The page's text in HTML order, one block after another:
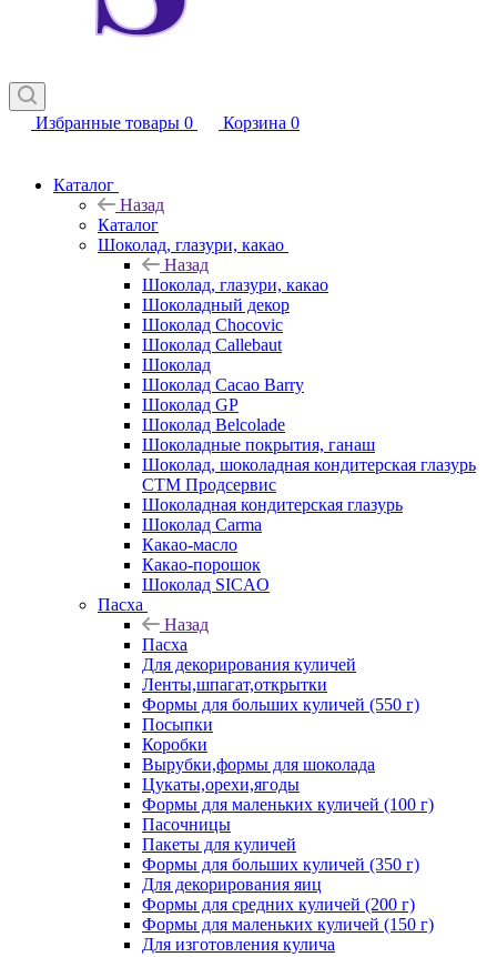
Избранные товары 0 Корзина 0
Каталог
Назад
Каталог
Шоколад, глазури, какао
Назад
Шоколад, глазури, какао
Шоколадный декор
Шоколад Chocovic
Шоколад Callebaut
Шоколад
Шоколад Cacao Barry
Шоколад GP
Шоколад Belcolade
Шоколадные покрытия, ганаш
Шоколад, шоколадная кондитерская глазурь
СТМ Продсервис
Шоколадная кондитерская глазурь
Шоколад Carma
Какао-масло
Какао-порошок
Шоколад SICAO
Пасха
Назад
Пасха
Для декорирования куличей
Ленты,шпагат,открытки
Формы для больших куличей (550 г)
Посыпки
Коробки
Вырубки,формы для шоколада
Цукаты,орехи,ягоды
Формы для маленьких куличей (100 г)
Пасочницы
Пакеты для куличей
Формы для больших куличей (350 г)
Для декорирования яиц
Формы для средних куличей (200 г)
Формы для маленьких куличей (150 г)
Для изготовления кулича